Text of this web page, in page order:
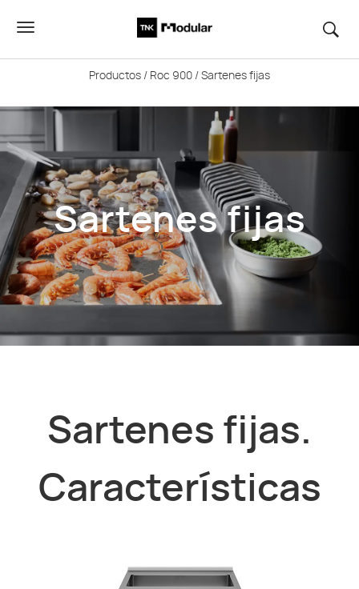
Productos / Roc 900 / Sartenes fijas
Sartenes fijas
Sartenes fijas.
Características